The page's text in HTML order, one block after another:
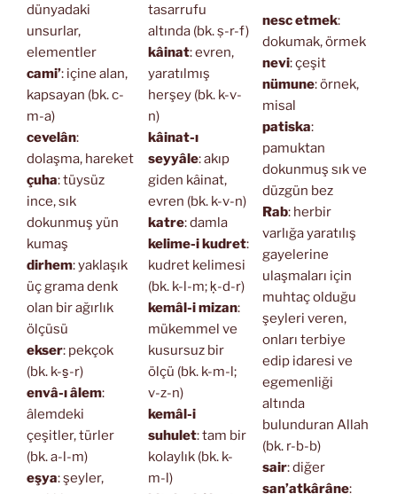
dünyadaki
unsurlar,
elementler
cami’: içine alan,
kapsayan (bk. c-
m-a)
cevelân:
dolaşma, hareket
çuha: tüysüz
ince, sık
dokunmuş yün
kumaş
dirhem: yaklaşık
üç grama denk
olan bir ağırlık
ölçüsü
ekser: pekçok
(bk. k-s̱-r)
envâ-ı âlem:
âlemdeki
çeşitler, türler
(bk. a-l-m)
eşya: şeyler,
tasarrufu
altında (bk. ṣ-r-f)
kâinat: evren,
yaratılmış
herşey (bk. k-v-
n)
kâinat-ı
seyyâle: akıp
giden kâinat,
evren (bk. k-v-n)
katre: damla
kelime-i kudret:
kudret kelimesi
(bk. k-l-m; ḳ-d-r)
kemâl-i mizan:
mükemmel ve
kusursuz bir
ölçü (bk. k-m-l;
v-z-n)
kemâl-i
suhulet: tam bir
kolaylık (bk. k-
m-l)
nesc etmek:
dokumak, örmek
nevi: çeşit
nümune: örnek,
misal
patiska:
pamuktan
dokunmuş sık ve
düzgün bez
Rab: herbir
varlığa yaratılış
gayelerine
ulaşmaları için
muhtaç olduğu
şeyleri veren,
onları terbiye
edip idaresi ve
egemenliği
altında
bulunduran Allah
(bk. r-b-b)
sair: diğer
san’atkârâne: